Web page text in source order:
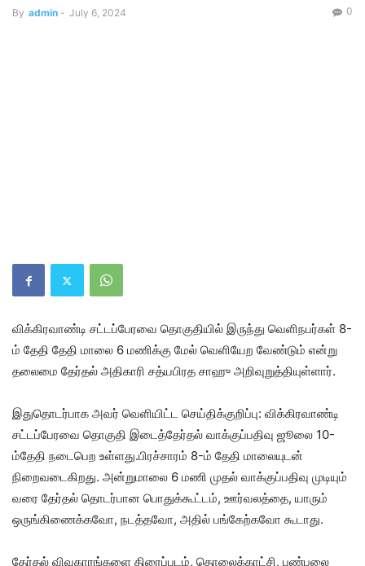
By admin - July 6, 2024 0
விக்கிரவாண்டி சட்டப்பேரவை தொகுதியில் இருந்து வெளிநபர்கள் 8-
ம் தேதி தேதி மாலை 6 மணிக்கு மேல் வெளியேற வேண்டும் என்று
தலைமை தேர்தல் அதிகாரி சத்யபிரத சாஹு அறிவுறுத்தியுள்ளார்.
இதுதொடர்பாக அவர் வெளியிட்ட செய்திக்குறிப்பு: விக்கிரவாண்டி
சட்டப்பேரவை தொகுதி இடைத்தேர்தல் வாக்குப்பதிவு ஜூலை 10-
ம்தேதி நடைபெற உள்ளது.பிரச்சாரம் 8-ம் தேதி மாலையுடன்
நிறைவடைகிறது. அன்றுமாலை 6 மணி முதல் வாக்குப்பதிவு முடியும்
வரை தேர்தல் தொடர்பான பொதுக்கூட்டம், ஊர்வலத்தை, யாரும்
ஒருங்கிணைக்கவோ, நடத்தவோ, அதில் பங்கேற்கவோ கூடாது.
தேர்தல் விவகாரங்களை திரைப்படம், தொலைக்காட்சி, பண்பலை